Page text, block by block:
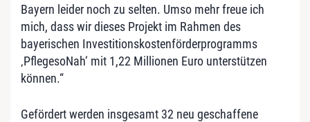
Bayern leider noch zu selten. Umso mehr freue ich
mich, dass wir dieses Projekt im Rahmen des
bayerischen Investitionskostenförderprogramms
‚PflegesoNah‘ mit 1,22 Millionen Euro unterstützen
können.“
Gefördert werden insgesamt 32 neu geschaffene